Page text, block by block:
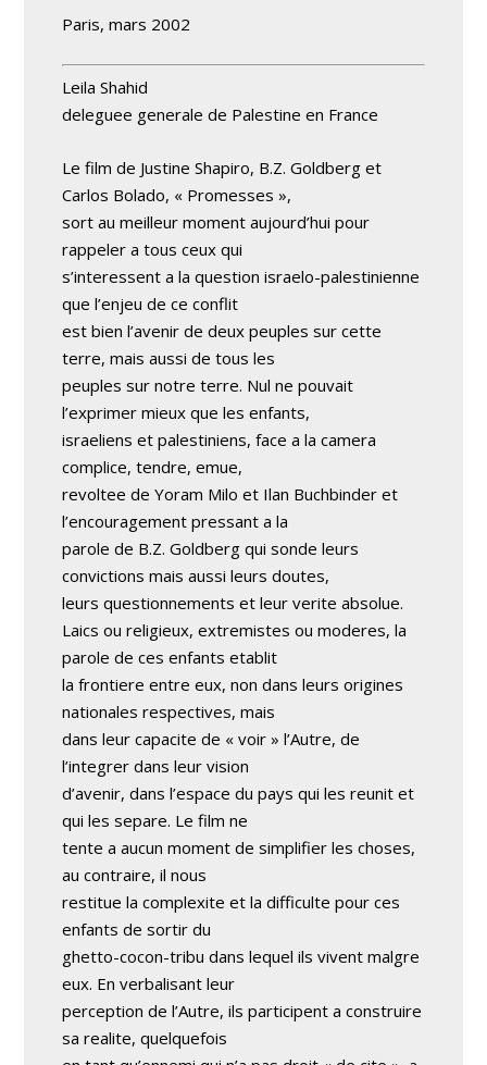
Paris, mars 2002
Leila Shahid
deleguee generale de Palestine en France
Le film de Justine Shapiro, B.Z. Goldberg et
Carlos Bolado, « Promesses »,
sort au meilleur moment aujourd’hui pour
rappeler a tous ceux qui
s’interessent a la question israelo-palestinienne
que l’enjeu de ce conflit
est bien l’avenir de deux peuples sur cette
terre, mais aussi de tous les
peuples sur notre terre. Nul ne pouvait
l’exprimer mieux que les enfants,
israeliens et palestiniens, face a la camera
complice, tendre, emue,
revoltee de Yoram Milo et Ilan Buchbinder et
l’encouragement pressant a la
parole de B.Z. Goldberg qui sonde leurs
convictions mais aussi leurs doutes,
leurs questionnements et leur verite absolue.
Laics ou religieux, extremistes ou moderes, la
parole de ces enfants etablit
la frontiere entre eux, non dans leurs origines
nationales respectives, mais
dans leur capacite de « voir » l’Autre, de
l’integrer dans leur vision
d’avenir, dans l’espace du pays qui les reunit et
qui les separe. Le film ne
tente a aucun moment de simplifier les choses,
au contraire, il nous
restitue la complexite et la difficulte pour ces
enfants de sortir du
ghetto-cocon-tribu dans lequel ils vivent malgre
eux. En verbalisant leur
perception de l’Autre, ils participent a construire
sa realite, quelquefois